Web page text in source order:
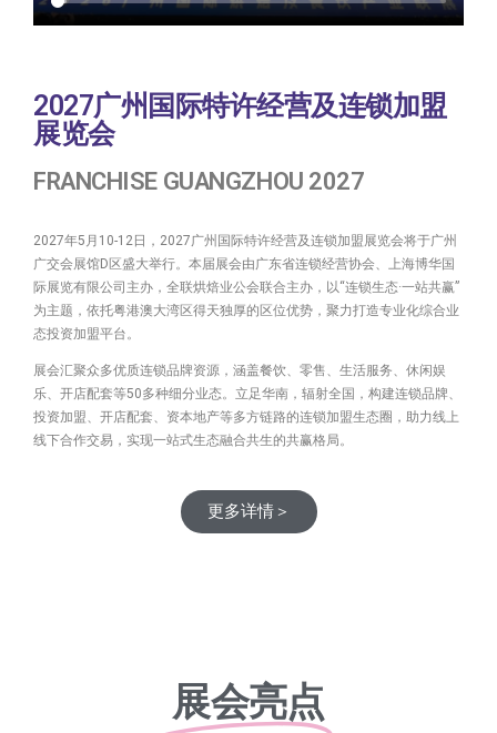
2027广州国际特许经营及连锁加盟
展览会
FRANCHISE GUANGZHOU 2027
2027年5月10-12日，2027广州国际特许经营及连锁加盟展览会将于广州
广交会展馆D区盛大举行。本届展会由广东省连锁经营协会、上海博华国
际展览有限公司主办，全联烘焙业公会联合主办，以“连锁生态·一站共赢”
为主题，依托粤港澳大湾区得天独厚的区位优势，聚力打造专业化综合业
态投资加盟平台。
展会汇聚众多优质连锁品牌资源，涵盖餐饮、零售、生活服务、休闲娱
乐、开店配套等50多种细分业态。立足华南，辐射全国，构建连锁品牌、
投资加盟、开店配套、资本地产等多方链路的连锁加盟生态圈，助力线上
线下合作交易，实现一站式生态融合共生的共赢格局。
更多详情＞
展会亮点